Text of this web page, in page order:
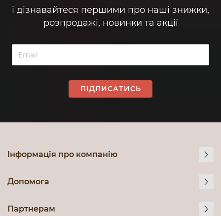
і дізнавайтеся першими про наші знижки,
розпродажі, новинки та акції
ПІДПИСАТИСЬ
Інформація про компанію
Допомога
Партнерам